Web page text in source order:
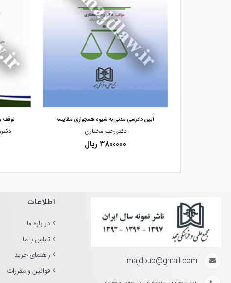
آیین دادرسی مدنی به شیوه همجواری مقایسه
دکتر،رحیم مختاری
۳۸۰۰۰۰۰ ریال
توقف
majdpub@gmail.com
اطلاعات
در باره ما
تماس با ما
راهنمای خرید
قوانین و مقررات